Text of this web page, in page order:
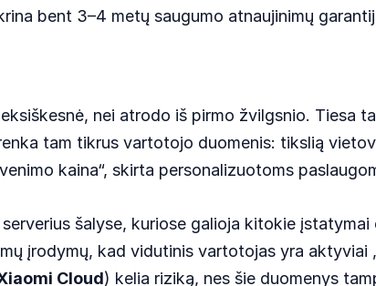
bent 3–4 metų saugumo atnaujinimų
nei atrodo iš pirmo žvilgsnio. Tiesa
tam tikrus vartotojo duomenis: tikslią
kaina“, skirta personalizuotoms
šalyse, kuriose galioja kitokie įstatymai
įrodymų, kad vidutinis vartotojas yra aktyviai
Cloud) kelia riziką, nes šie duomenys